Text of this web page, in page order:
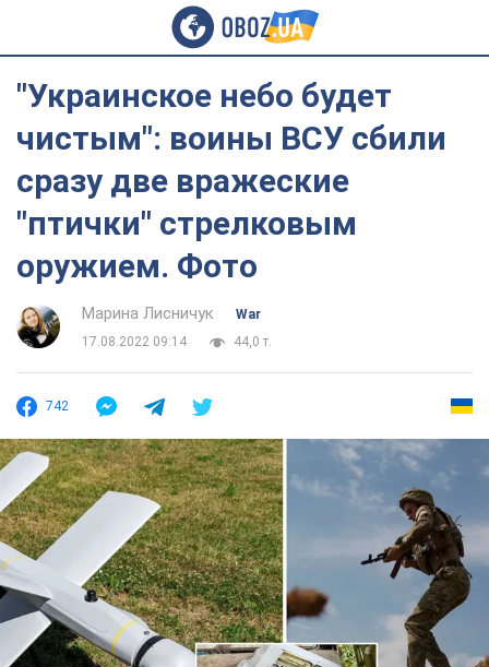
"Украинское небо будет
чистым": воины ВСУ сбили
сразу две вражеские
"птички" стрелковым
оружием. Фото
Марина Лисничук
War
17.08.2022 09:14
44,0 т.
742